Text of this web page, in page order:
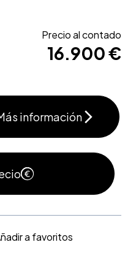
Precio al contado
16.900 €
información
a favoritos